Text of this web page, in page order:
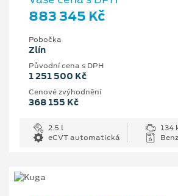
883 345 Kč
Pobočka
Zlín
Původní cena s DPH
1 251 500 Kč
Cenové zvýhodnění
368 155 Kč
2.5 l
134
eCVT automatická